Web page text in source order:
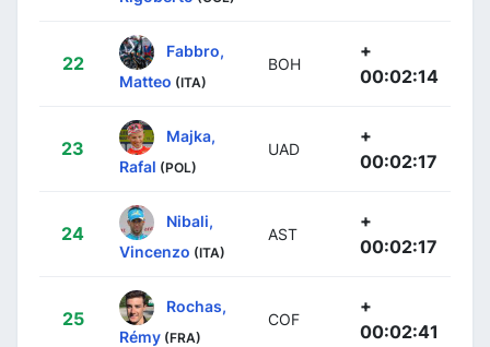
22
Fabbro,
Matteo (ITA)
BOH
+
00:02:14
23
Majka,
Rafal (POL)
UAD
+
00:02:17
24
Nibali,
Vincenzo (ITA)
AST
+
00:02:17
25
Rochas,
Rémy (FRA)
COF
+
00:02:41